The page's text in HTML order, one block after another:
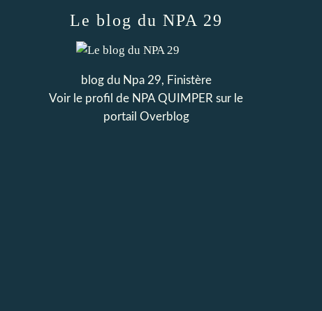
Le blog du NPA 29
blog du Npa 29, Finistère
Voir le profil de NPA QUIMPER sur le
portail Overblog